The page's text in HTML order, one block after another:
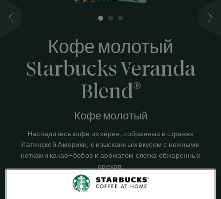
Кофе молотый
Starbucks Veranda
Blend®
Кофе молотый
Насладитесь кофе из зёрен, собранных в странах
Латинской Америки, с изысканным вкусом с нежными
нотками какао-бобов и ароматом слегка обжаренных
орехов.
СВЕТЛАЯ ОБЖАРКА
1 2